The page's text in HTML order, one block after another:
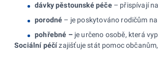
dávky pěstounské péče– přispívají
porodné – je poskytováno rodičům
pohřebné – je určeno osobě, která
Sociální péčízajišťuje stát pomoc